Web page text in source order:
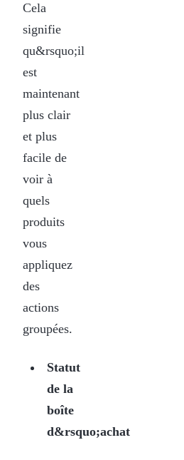
Cela
signifie
qu&rsquo;il
est
maintenant
plus clair
et plus
facile de
voir à
quels
produits
vous
appliquez
des
actions
groupées.
Statut
de la
boîte
d&rsquo;achat